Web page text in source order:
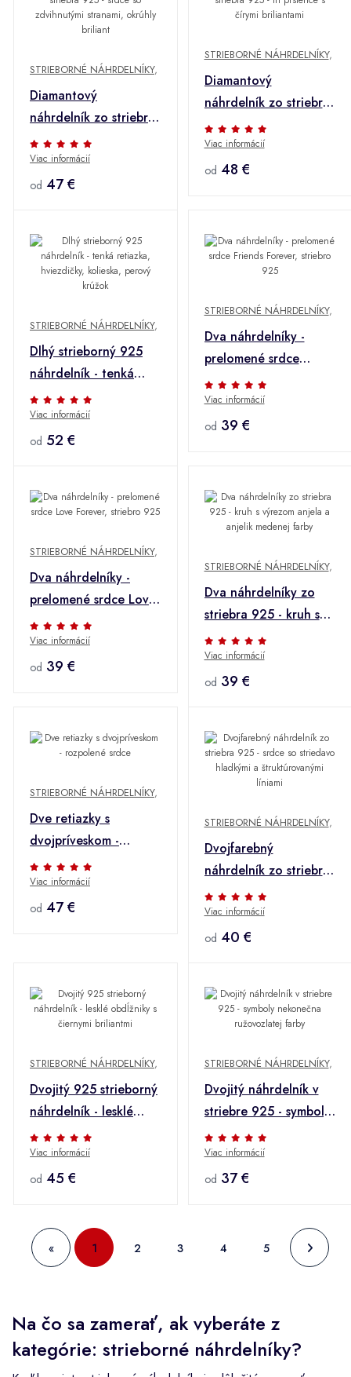
STRIEBORNÉ NÁHRDELNÍKY,
Diamantový
náhrdelník zo striebra
925 - srdce so
zdvihnutými stranami,
okrúhly briliant
Viac informácií
od 47 €
STRIEBORNÉ NÁHRDELNÍKY,
Diamantový
náhrdelník zo striebra
925 - tri prstence s
čírymi briliantami
Viac informácií
od 48 €
STRIEBORNÉ NÁHRDELNÍKY,
Dlhý strieborný 925
náhrdelník - tenká
retiazka, hviezdičky,
kolieska, perový
krúžok
Viac informácií
od 52 €
STRIEBORNÉ NÁHRDELNÍKY,
Dva náhrdelníky -
prelomené srdce
Friends Forever,
striebro 925
Viac informácií
od 39 €
STRIEBORNÉ NÁHRDELNÍKY,
Dva náhrdelníky -
prelomené srdce Love
Forever, striebro 925
Viac informácií
od 39 €
STRIEBORNÉ NÁHRDELNÍKY,
Dva náhrdelníky zo
striebra 925 - kruh s
výrezom anjela a
anjelik medenej farby
Viac informácií
od 39 €
STRIEBORNÉ NÁHRDELNÍKY,
Dve retiazky s
dvojpríveskom -
rozpolené srdce "Best
Friends", striebro 925
Viac informácií
od 47 €
STRIEBORNÉ NÁHRDELNÍKY,
Dvojfarebný
náhrdelník zo striebra
925 - srdce so
striedavo hladkými a
štruktúrovanými
Viac informácií
od 40 €
STRIEBORNÉ NÁHRDELNÍKY,
Dvojitý 925 strieborný
náhrdelník - lesklé
obdĺžniky s čiernymi
briliantmi
Viac informácií
od 45 €
STRIEBORNÉ NÁHRDELNÍKY,
Dvojitý náhrdelník v
striebre 925 - symboly
nekonečna
ružovozlatej farby
Viac informácií
od 37 €
« 1 2 3 4 5
Na čo sa zamerať, ak vyberáte z
kategórie: strieborné náhrdelníky?